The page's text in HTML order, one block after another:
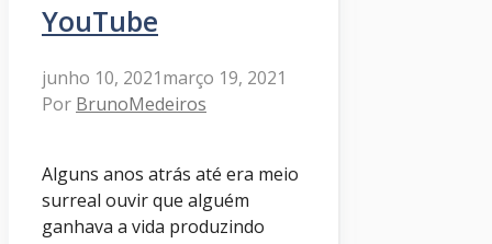
YouTube
junho 10, 2021março 19, 2021
Por BrunoMedeiros
Alguns anos atrás até era meio
surreal ouvir que alguém
ganhava a vida produzindo